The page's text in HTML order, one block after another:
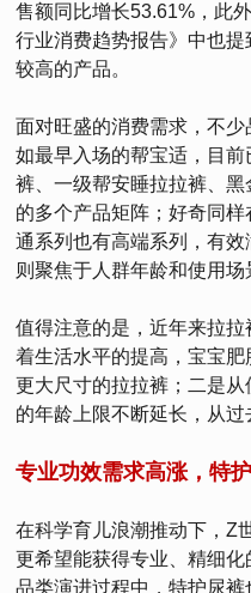
售额同比增长53.61%，此
行业消费趋势报告》中也
较高的产品。
面对旺盛的消费需求，不
如最早入场的帮宝适，目
裤、一级帮安睡拉拉裤、
的多个产品矩阵；好奇同
通系列也有高端系列，有
则聚焦于人群年龄和使用场
值得注意的是，近年来拉
着生活水平的提高，宝宝
更大尺寸的拉拉裤；二是
的年龄上限不断延长，从过
专业功效需求高涨，特
在科学育儿浪潮推动下，Z
更希望能获得专业、精细
品类演进过程中，特护尿裤